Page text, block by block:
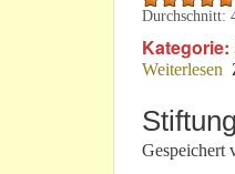
Durchschnitt:
Kategorie:
Weiterlesen
Gespeichert